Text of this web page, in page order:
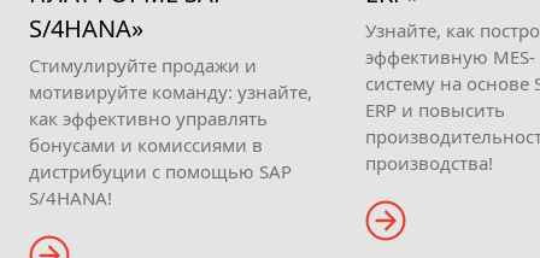
S/4HANA»
Стимулируйте продажи и
мотивируйте команду: узнайте,
как эффективно управлять
бонусами и комиссиями в
дистрибуции с помощью SAP
S/4HANA!
Узнайте, как
эффективную MES-
систему на основе
ERP и повысить
производства!